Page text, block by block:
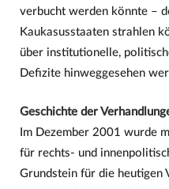
verbucht werden könnte –
Kaukasusstaaten strahlen
über institutionelle,
Defizite hinweggesehen
Geschichte der
Im Dezember 2001 wurde
für rechts- und
Grundstein für die heutigen